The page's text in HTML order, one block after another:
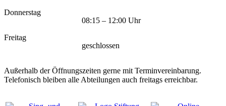
Donnerstag
08:15 – 12:00 Uhr
Freitag
geschlossen
Außerhalb der Öffnungszeiten gerne mit Terminvereinbarung.
Telefonisch bleiben alle Abteilungen auch freitags erreichbar.